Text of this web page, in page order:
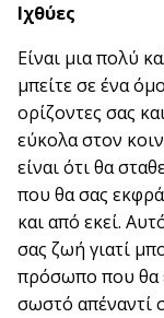
Ιχθύες
Είναι μια πολύ
μπείτε σε ένα
ορίζοντες σας
εύκολα στον
είναι ότι θα
που θα σας
και από εκεί.
σας ζωή γιατί
πρόσωπο που θα
σωστό απέναντί